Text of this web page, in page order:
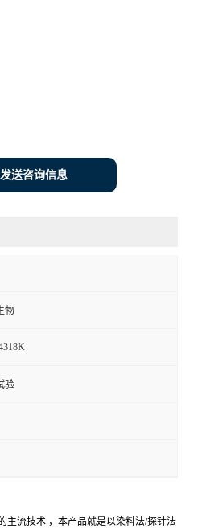
发送咨询信息
物
验
主流技术 ，本产品就是以染料法/探针法